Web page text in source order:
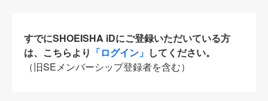
すでにSHOEISHA iDにご登録いただいている方
は、こちらより 「ログイン」 してください。
（旧SEメンバーシップ登録者を含む）